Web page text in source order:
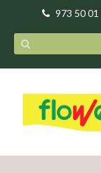
973 50 01